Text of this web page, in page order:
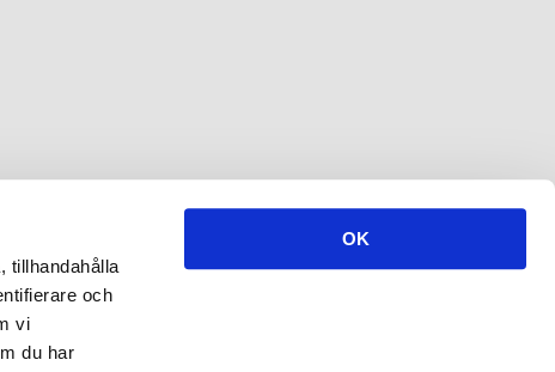
tillhandahålla
och
vi
du har
OK